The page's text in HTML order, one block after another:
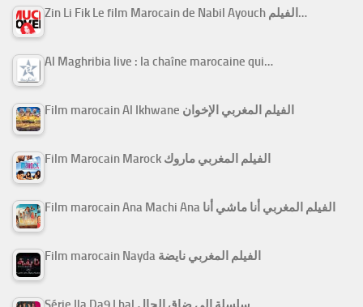
Zin Li Fik Le film Marocain de Nabil Ayouch الفيلم…
Al Maghribia live : la chaîne marocaine qui…
Film marocain Al Ikhwane الفيلم المغربي الإخوان
Film Marocain Marock الفيلم المغربي ماروك
Film marocain Ana Machi Ana الفيلم المغربي أنا ماشي أنا
Film marocain Nayda الفيلم المغربي نايضة